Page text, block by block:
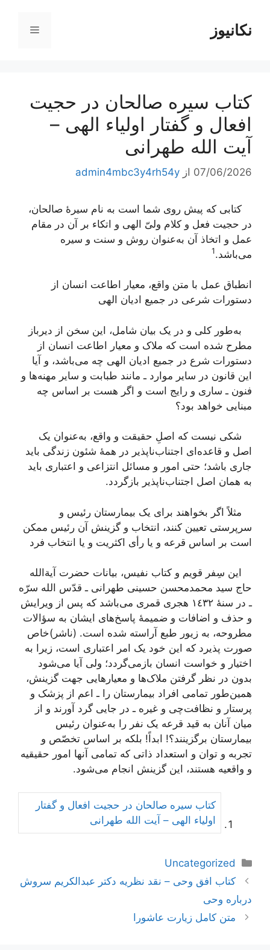
محتوانکانیوز فهرست
کتاب سیره صالحان در حجیت
افعال و گفتار اولیاء الهی –
آیت الله طهرانی
07/06/2026 از admin4mbc3y4rh54y
کتابی که پیش روی شما است به نام سیرۀ صالحان،
در حجیت فعل و کلام ولیّ الهی و اتکاء بر آن در مقام
عمل و اتخاذ آن به‌عنوان روش و سنت و سیره
می‌باشد.1
انطباق عمل با متن واقع، معیار اطاعت انسان از
دستورات شرعی در جمیع ادیان الهی
به‌طور کلی و در یک بیان شامل، این سخن از دیرباز
مطرح شده است که ملاک و معیار اطاعت انسان از
دستورات شرع در جمیع ادیان الهی چه می‌باشد، و آیا
این قانون در سایر موارد ـ مانند طبابت و سایر مهنه‌ها و
فنون ـ ساری و رایج است و اگر هست بر اساس چه
مبنایی خواهد بود؟
شکی نیست که اصلِ حقیقت و واقع، به‌عنوان یک
اصل و قاعده‌ای اجتناب‌ناپذیر در همۀ شئون زندگی باید
جاری باشد؛ حتی امور و مسائل انتزاعی و اعتباری باید
به همان اصل اجتناب‌ناپذیر بازگردد.
مثلاً اگر بخواهند برای یک بیمارستان رئیس و
سرپرستی تعیین کنند، انتخاب و گزینش آن رئیس ممکن
است بر اساس قرعه و یا رأی اکثریت و یا انتخاب فرد
این سِفر قویم و کتاب نفیس، بیانات حضرت آیةالله
حاج سید محمدمحسن حسینی طهرانی ـ قدّس الله سرّه
ـ در سنۀ ١٤٣٢ هجری قمری می‌باشد که پس از ویرایش
و حذف و اضافات و ضمیمۀ پاسخ‌های ایشان به سؤالات
مطروحه، به زیور طبع آراسته شده است. (ناشر)خاص
صورت پذیرد که این خود یک امر اعتباری است، زیرا به
اختیار و خواست انسان بازمی‌گردد؛ ولی آیا می‌شود
بدون در نظر گرفتن ملاک‌ها و معیارهایی جهت گزینش،
همین‌طور تمامی افراد بیمارستان را ـ اعم از پزشک و
پرستار و نظافت‌چی و غیره ـ در جایی گرد آورند و از
میان آنان به قید قرعه یک نفر را به‌عنوان رئیس
بیمارستان برگزینند؟! ابداً! بلکه بر اساس تخصّص و
تجربه و توان و استعداد ذاتی که تمامی آنها امور حقیقیه
و واقعیه هستند، این گزینش انجام می‌شود.
کتاب سیره صالحان در حجیت افعال و گفتار
اولیاء الهی – آیت الله طهرانی
دسته‌ها
Uncategorized
ناوبری
نوشته‌ها
کتاب افق وحی – نقد نظريه دکتر عبدالكريم سروش
درباره وحى
متن کامل زیارت عاشورا